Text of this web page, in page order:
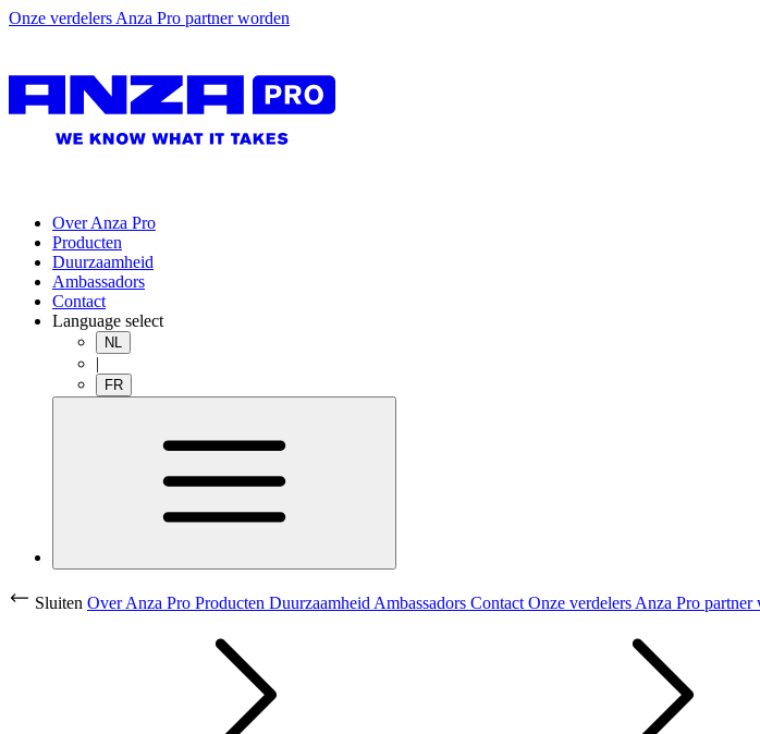
Onze verdelers Anza Pro partner worden
Over Anza Pro
Producten
Duurzaamheid
Ambassadors
Contact
Language select
NL
|
FR
Sluiten Over Anza Pro Producten Duurzaamheid Ambassadors Contact Onze verdelers Anza Pro partner